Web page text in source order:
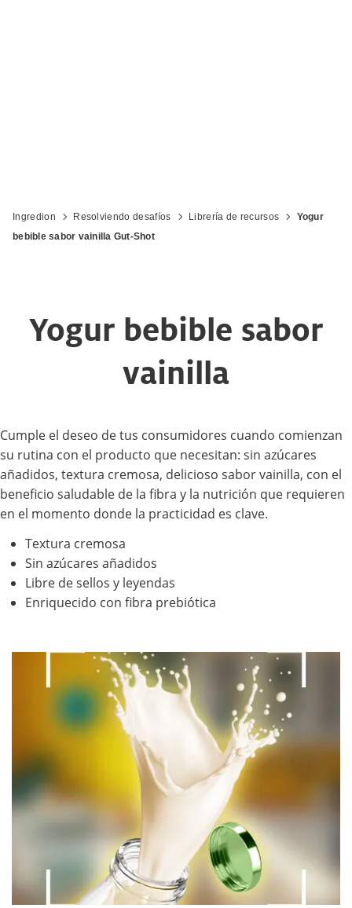
Ingredion Resolviendo desafíos Librería de recursos
Yogur
bebible sabor vainilla Gut-Shot
Yogur bebible sabor
vainilla
Cumple el deseo de tus consumidores cuando comienzan
su rutina con el producto que necesitan: sin azúcares
añadidos, textura cremosa, delicioso sabor vainilla, con el
beneficio saludable de la fibra y la nutrición que requieren
en el momento donde la practicidad es clave.
Textura cremosa
Sin azúcares añadidos
Libre de sellos y leyendas
Enriquecido con fibra prebiótica